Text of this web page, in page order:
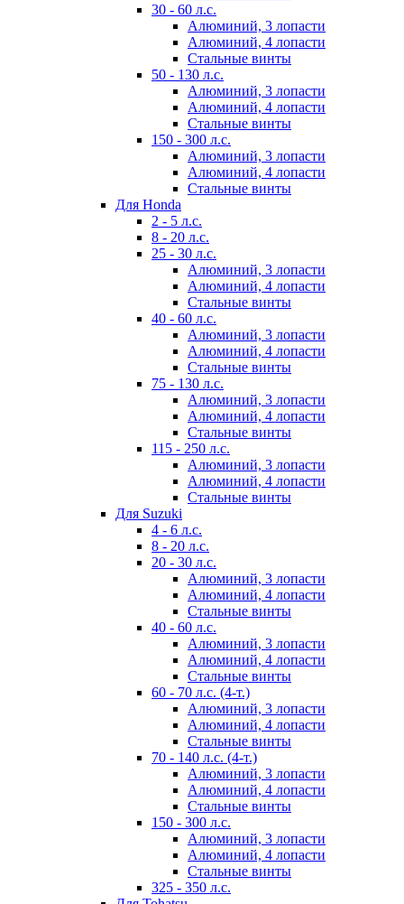
30 - 60 л.с.
Алюминий, 3 лопасти
Алюминий, 4 лопасти
Стальные винты
50 - 130 л.с.
Алюминий, 3 лопасти
Алюминий, 4 лопасти
Стальные винты
150 - 300 л.с.
Алюминий, 3 лопасти
Алюминий, 4 лопасти
Стальные винты
Для Honda
2 - 5 л.с.
8 - 20 л.с.
25 - 30 л.с.
Алюминий, 3 лопасти
Алюминий, 4 лопасти
Стальные винты
40 - 60 л.с.
Алюминий, 3 лопасти
Алюминий, 4 лопасти
Стальные винты
75 - 130 л.с.
Алюминий, 3 лопасти
Алюминий, 4 лопасти
Стальные винты
115 - 250 л.с.
Алюминий, 3 лопасти
Алюминий, 4 лопасти
Стальные винты
Для Suzuki
4 - 6 л.с.
8 - 20 л.с.
20 - 30 л.с.
Алюминий, 3 лопасти
Алюминий, 4 лопасти
Стальные винты
40 - 60 л.с.
Алюминий, 3 лопасти
Алюминий, 4 лопасти
Стальные винты
60 - 70 л.с. (4-т.)
Алюминий, 3 лопасти
Алюминий, 4 лопасти
Стальные винты
70 - 140 л.с. (4-т.)
Алюминий, 3 лопасти
Алюминий, 4 лопасти
Стальные винты
150 - 300 л.с.
Алюминий, 3 лопасти
Алюминий, 4 лопасти
Стальные винты
325 - 350 л.с.